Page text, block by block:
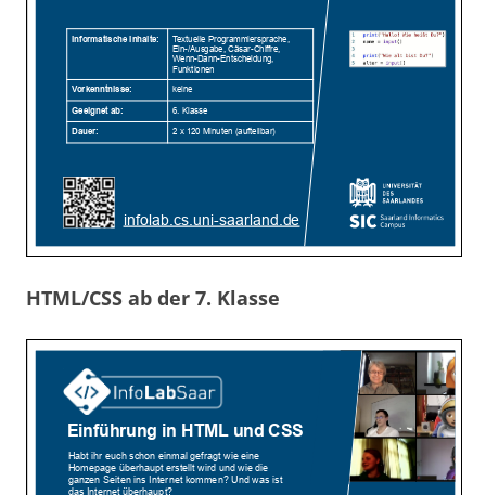
HTML/CSS ab der 7. Klasse